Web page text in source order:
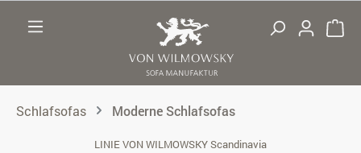
Schlafsofas Moderne Schlafsofas
LINIE VON WILMOWSKY Scandinavia